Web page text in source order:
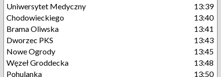
Uniwersytet Medyczny
13:39
Chodowieckiego
13:40
Brama Oliwska
13:41
Dworzec PKS
13:43
Nowe Ogrody
13:45
Węzeł Groddecka
13:48
Pohulanka
13:50